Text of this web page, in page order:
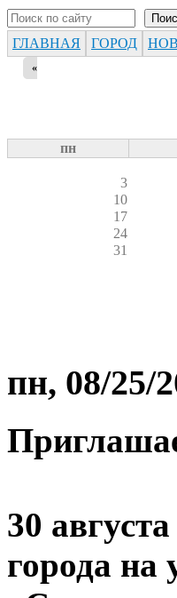
Форма поиска
ГЛАВНАЯ ГОРОД
«
пн
3
10
17
24
31
пн, 08/25/
30
города